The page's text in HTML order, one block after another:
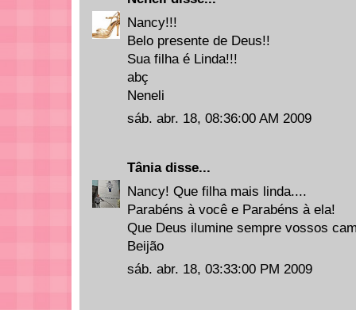
Nancy!!!
Belo presente de Deus!!
Sua filha é Linda!!!
abç
Neneli
sáb. abr. 18, 08:36:00 AM 2009
Tâniadisse...
Nancy! Que filha mais linda....
Parabéns à você e Parabéns à ela!
Que Deus ilumine sempre vossos
Beijão
sáb. abr. 18, 03:33:00 PM 2009